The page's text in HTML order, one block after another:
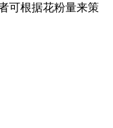
可根据花粉量来策